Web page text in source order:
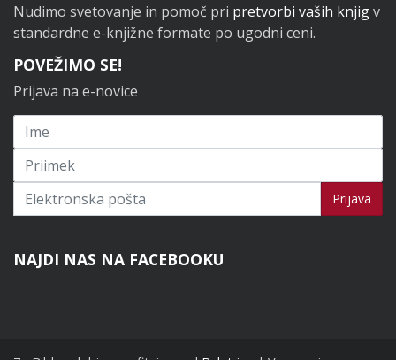
Nudimo svetovanje in pomoč pri pretvorbi vaših knjigv
standardne e-knjižne formate po ugodni ceni.
POVEŽIMO SE!
Prijava na e-novice
Prijavi se na novice Prijava
NAJDI NAS NA FACEBOOKU